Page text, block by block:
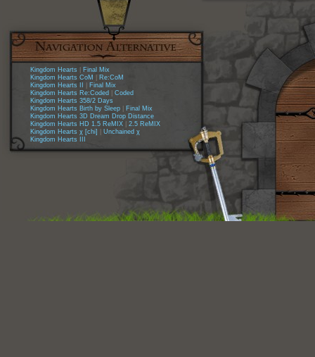
Kingdom Hearts
Final Mix
Kingdom Hearts CoM
Re:CoM
Kingdom Hearts II
Final Mix
Kingdom Hearts Re:Coded
Coded
Kingdom Hearts 358/2 Days
Kingdom Hearts Birth by Sleep
Final Mix
Kingdom Hearts 3D Dream Drop Distance
Kingdom Hearts HD 1.5 ReMIX
2.5 ReMIX
Kingdom Hearts χ [chi]
Unchained χ
Kingdom Hearts III